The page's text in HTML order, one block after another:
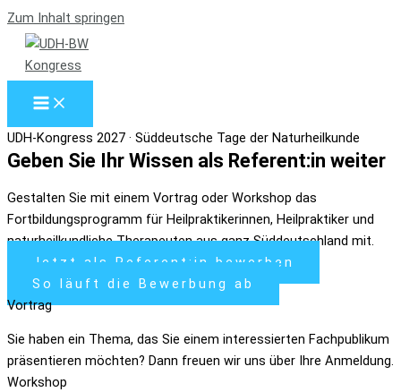
Zum Inhalt springen
UDH-Kongress 2027 · Süddeutsche Tage der Naturheilkunde
Geben Sie Ihr Wissen als Referent:in weiter
Gestalten Sie mit einem Vortrag oder Workshop das
Fortbildungsprogramm für Heilpraktikerinnen, Heilpraktiker und
naturheilkundliche Therapeuten aus ganz Süddeutschland mit.
Jetzt als Referent:in bewerben
So läuft die Bewerbung ab
Vortrag
Sie haben ein Thema, das Sie einem interessierten Fachpublikum
präsentieren möchten? Dann freuen wir uns über Ihre Anmeldung.
Workshop